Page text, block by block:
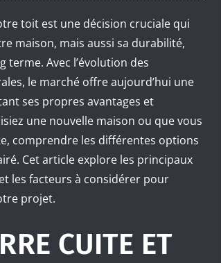
toit est une décision cruciale qui
maison, mais aussi sa durabilité,
terme. Avec l’évolution des
le marché offre aujourd’hui une
ses propres avantages et
une nouvelle maison ou que vous
comprendre les différentes options
Cet article explore les principaux
les facteurs à considérer pour
projet.
CUITE ET